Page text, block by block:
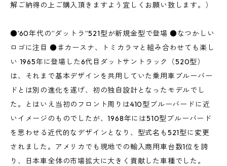
解ご納得の上ご購入頂きますよう宜しくお願い致します。）
●'60年代の”ダットラ”521型が新規金型で登場 ●なつかしい
ロゴに注目 ●♯カースナ、トミカラマと組み合わせても楽し
い 1965年に登場した6代目ダットサントラック（520型）
は、それまで基本デザインを共用していた乗用車ブルーバー
ドとは別の進化を遂げ、初の独自設計となったモデルでし
た。とはいえ当初のフロント周りは410型ブルーバードに近
いイメージのものでしたが、1968年には510型ブルーバード
を思わせる近代的なデザインとなり、型式名も521型に変更
されました。アメリカでも現地での輸入商用車台数1位を誇
り、日本車全体の市場拡大に大きく貢献した車種でした。